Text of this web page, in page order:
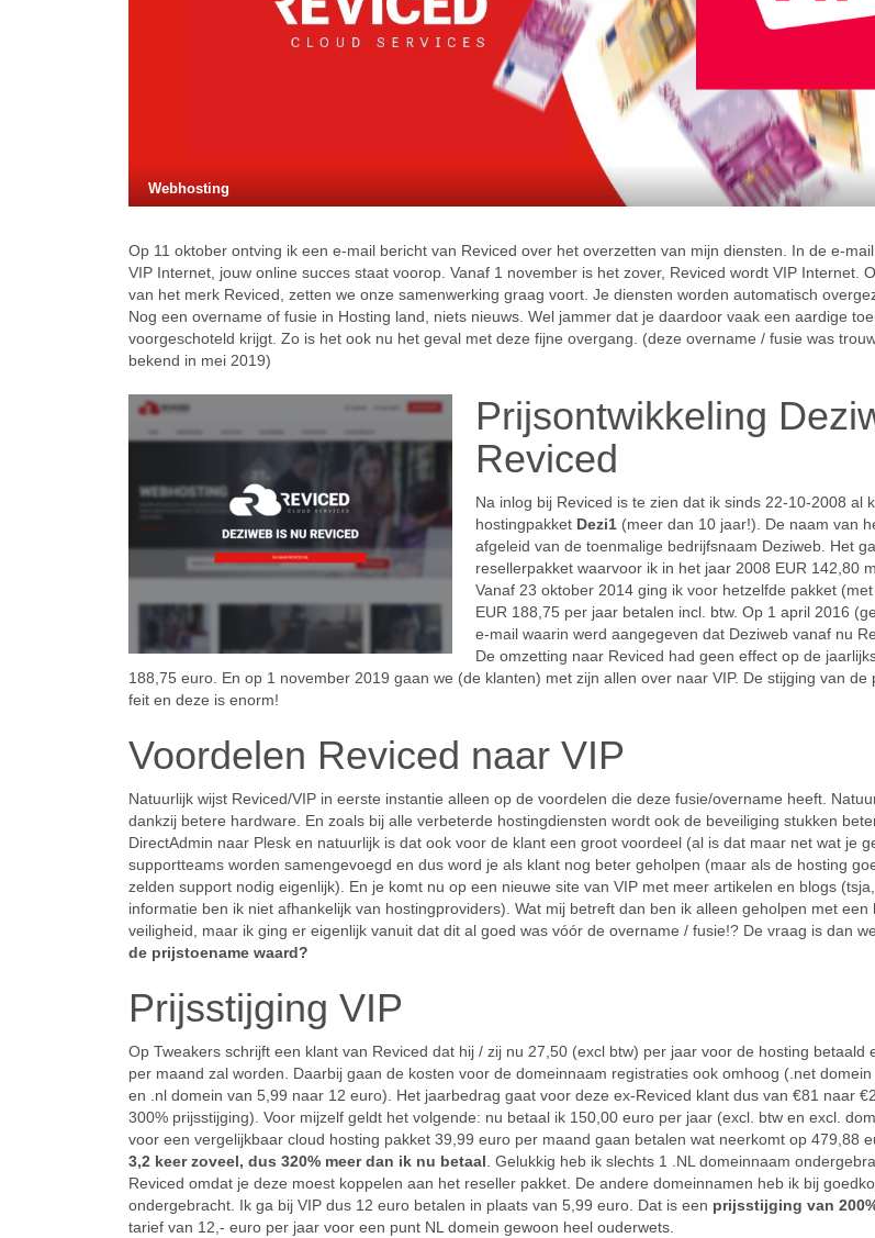
Webhosting
Op 11 oktober ontving ik een e-mail bericht van Reviced over het overzetten van mijn diensten. In de e-
VIP Internet, jouw online succes staat voorop. Vanaf 1 november is het zover, Reviced wordt VIP Internet.
van het merk Reviced, zetten we onze samenwerking graag voort. Je diensten worden automatisch
Nog een overname of fusie in Hosting land, niets nieuws. Wel jammer dat je daardoor vaak een aardige
voorgeschoteld krijgt. Zo is het ook nu het geval met deze fijne overgang. (deze overname / fusie was
bekend in mei 2019)
Prijsontwikkeling
Reviced
Na inlog bij Reviced is te zien dat ik sinds 22-10-2008 al
hostingpakket Dezi1 (meer dan 10 jaar!). De naam van
afgeleid van de toenmalige bedrijfsnaam Deziweb. Het
resellerpakket waarvoor ik in het jaar 2008 EUR 142,80
Vanaf 23 oktober 2014 ging ik voor hetzelfde pakket
EUR 188,75 per jaar betalen incl. btw. Op 1 april 2016
e-mail waarin werd aangegeven dat Deziweb vanaf nu
De omzetting naar Reviced had geen effect op de
188,75 euro. En op 1 november 2019 gaan we (de klanten) met zijn allen over naar VIP. De stijging van de
feit en deze is enorm!
Voordelen Reviced naar VIP
Natuurlijk wijst Reviced/VIP in eerste instantie alleen op de voordelen die deze fusie/overname heeft.
dankzij betere hardware. En zoals bij alle verbeterde hostingdiensten wordt ook de beveiliging stukken
DirectAdmin naar Plesk en natuurlijk is dat ook voor de klant een groot voordeel (al is dat maar net wat je
supportteams worden samengevoegd en dus word je als klant nog beter geholpen (maar als de hosting
zelden support nodig eigenlijk). En je komt nu op een nieuwe site van VIP met meer artikelen en blogs
informatie ben ik niet afhankelijk van hostingproviders). Wat mij betreft dan ben ik alleen geholpen met een
veiligheid, maar ik ging er eigenlijk vanuit dat dit al goed was vóór de overname / fusie!? De vraag is dan
de prijstoename waard?
Prijsstijging VIP
Op Tweakers schrijft een klant van Reviced dat hij / zij nu 27,50 (excl btw) per jaar voor de hosting betaald
per maand zal worden. Daarbij gaan de kosten voor de domeinnaam registraties ook omhoog (.net
en .nl domein van 5,99 naar 12 euro). Het jaarbedrag gaat voor deze ex-Reviced klant dus van €81 naar
300% prijsstijging). Voor mijzelf geldt het volgende: nu betaal ik 150,00 euro per jaar (excl. btw en excl.
voor een vergelijkbaar cloud hosting pakket 39,99 euro per maand gaan betalen wat neerkomt op 479,88
3,2 keer zoveel, dus 320% meer dan ik nu betaal . Gelukkig heb ik slechts 1 .NL domeinnaam
Reviced omdat je deze moest koppelen aan het reseller pakket. De andere domeinnamen heb ik bij
ondergebracht. Ik ga bij VIP dus 12 euro betalen in plaats van 5,99 euro. Dat is een prijsstijging van
tarief van 12,- euro per jaar voor een punt NL domein gewoon heel ouderwets.